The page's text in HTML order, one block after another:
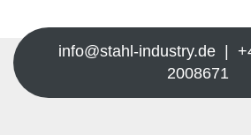
info@stahl-industry.de |
2008671